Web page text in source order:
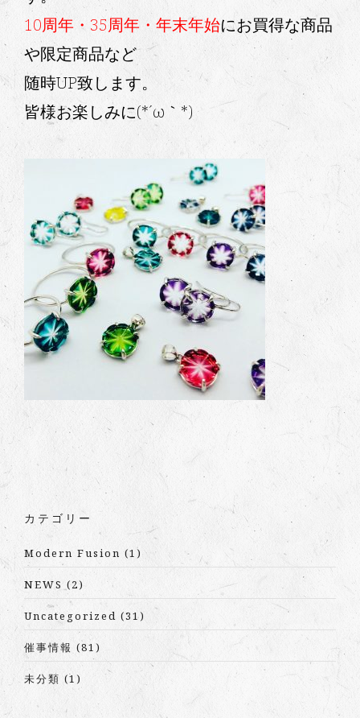
10周年・35周年・年末年始にお買得な商品
や限定商品など
随時UP致します。
皆様お楽しみに(*´ω｀*)
カテゴリー
Modern Fusion (1)
NEWS (2)
Uncategorized (31)
催事情報 (81)
未分類 (1)